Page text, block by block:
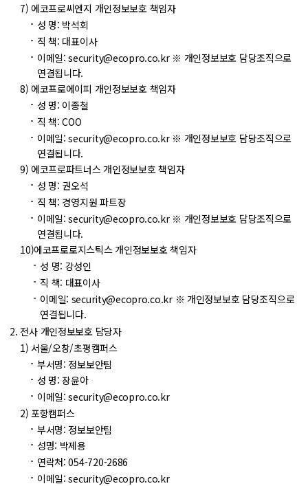
에코프로씨엔지 개인정보보호 책임자
성 명: 박석회
직 책: 대표이사
이메일: security@ecopro.co.kr ※ 개인정보보호 담당조직으로
연결됩니다.
에코프로에이피 개인정보보호 책임자
성 명: 이종철
직 책: COO
이메일: security@ecopro.co.kr ※ 개인정보보호 담당조직으로
연결됩니다.
에코프로파트너스 개인정보보호 책임자
성 명: 권오석
직 책: 경영지원 파트장
이메일: security@ecopro.co.kr ※ 개인정보보호 담당조직으로
연결됩니다.
에코프로로지스틱스 개인정보보호 책임자
성 명: 강성인
직 책: 대표이사
이메일: security@ecopro.co.kr ※ 개인정보보호 담당조직으로
연결됩니다.
전사 개인정보보호 담당자
서울/오창/초평캠퍼스
부서명: 정보보안팀
성 명: 장윤아
이메일: security@ecopro.co.kr
포항캠퍼스
부서명: 정보보안팀
성명: 박제용
연락처: 054-720-2686
이메일: security@ecopro.co.kr